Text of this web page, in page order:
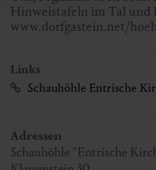
Hinweistafeln im Tal und
www.dorfgastein.net/
Links
Schauhöhle Entrische
Adressen
Schauhöhle "Entrische